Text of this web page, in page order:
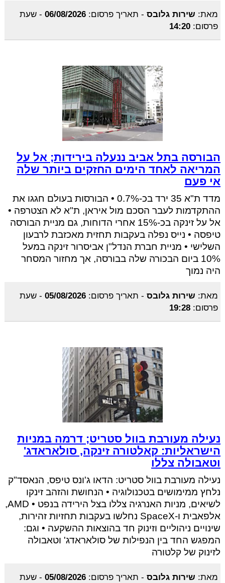
מאת: שירות גלובס- תאריך פרסום: 06/08/2026
- שעת
פרסום: 14:20
הבורסה בתל אביב ננעלה בירידות; אל על
המריאה לאחד הימים החזקים ביותר שלה
אי פעם
מדד ת"א 35 ירד בכ-0.7% • הבורסות בעולם חגגו את
ההתקדמות לעבר הסכם מול איראן, ת"א לא הצטרפה •
אל על זינקה בכ-15% אחרי הדוחות, גם מניית הבורסה
טיפסה • נייס נפלה בעקבות תחזית מאכזבת לרבעון
השלישי • מניית חברת הנדל"ן אביסרור זינקה במעל
10% ביום הבכורה שלה בבורסה, אך מחזור המסחר
היה נמוך
מאת: שירות גלובס- תאריך פרסום: 05/08/2026
- שעת
פרסום: 19:28
נעילה מעורבת בוול סטריט; דרמה במניות
הישראליות: קאלטורה זינקה, סולאראדג'
וטאבולה צללו
נעילה מעורבת בוול סטריט: הדאו ג'ונס טיפס, הנאסד"ק
נלחץ ממימושים בטכנולוגיה • הנחושת והזהב זינקו
לשיאים, מניות האנרגיה צללו בצל הירידה בנפט • AMD,
אלפאבית ו-SpaceX נחלשו בעקבות תחזיות זהירות,
שינויים ניהוליים וזינוק חד בהוצאות ההשקעה • וגם:
המפגש החד בין הנפילות של סולאראדג' וטאבולה
לזינוק של קלטורה
מאת: שירות גלובס- תאריך פרסום: 05/08/2026
- שעת